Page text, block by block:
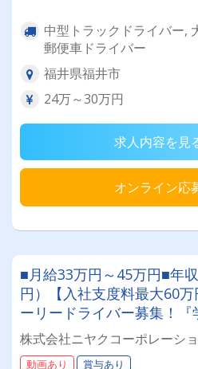
中型トラックドライバー,
郵便車ドライバー
福井県福井市
24万～30万円
求人内容を見
オンライン応
■月給33万円～45万円■年
円）【入社支度料最大60
ーリードライバー募集！『
験』 一切不問◎男女問わず
す。
株式会社ニヤクコーポレーシ
動画あり 賞与あり